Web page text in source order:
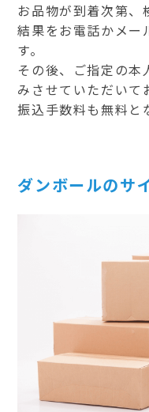
お品物が到着次第、
結果をお電話かメー
す。
その後、ご指定の本
みさせていただいて
振込手数料も無料と
ダンボールのサ